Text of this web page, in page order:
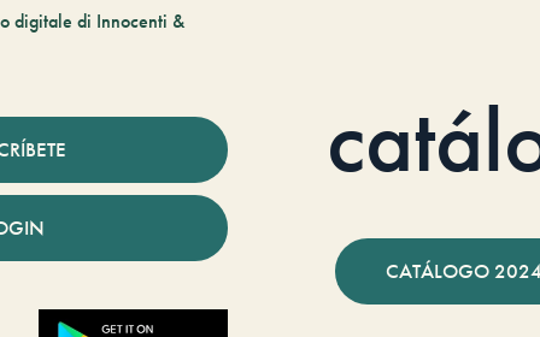
digitale di Innocenti &
CATÁLOGO